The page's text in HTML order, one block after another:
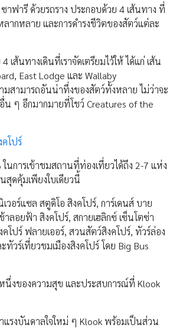
าฟารี ด้วยรถราง ประกอบด้วย​ 4 เส้นทาง ที่
ลากหลาย และการดำรงชีวิตของสัตว์แต่ละ
เส้นทางเดินที่เราจัดเตรียมไว้ให้ ได้แก่ เส้น
East Lodge และ Wallaby
สามารถอันน่าทึ่งของสัตว์ทั้งหลาย ไม่ว่าจะ
น ๆ อีกมากมายที่โชว์ Creatures of the
คโปร์
นการเข้าชมสถานที่ท่องเที่ยวได้ถึง 2-7 แห่ง
ดคุ้มเพียงใบเดียวนี้
วอร์แซล สตูดิโอ สิงคโปร์, การ์เดนส์ บาย
ช้าลอยฟ้า สิงคโปร์, สกายเฮลิกซ์ เซ็นโตซ่า
คโปร์ ฟลายเออร์, สวนสัตว์สิงคโปร์, ทัวร์ล่อง
ทัวร์เที่ยวชมเมืองสิงคโปร์ โดย Big Bus
งของความสุข และประสบการณ์ที่ Klook
แรงบันดาลใจใหม่ ๆ Klook พร้อมเป็นส่วน